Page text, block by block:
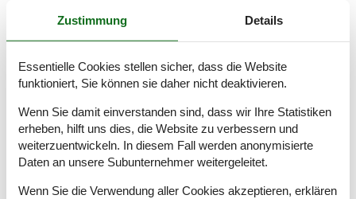
Gasthaus ist ein gemütlicher Ort, an dem ihr einkehren könnt,
gehörende Halbinsel Skallingen besuchen. Für die
Strandliebhaber in der Familie gibt es rund um Blåvand
sind.
Raumaufteilung
Schlafzimmer
Doppelbett - 140 x 200 cm
Zustimmung Details
Essentielle Cookies stellen sicher, dass die Website
funktioniert, Sie können sie daher nicht deaktivieren.
Wenn Sie damit einverstanden sind, dass wir Ihre Statistiken
erheben, hilft uns dies, die Website zu verbessern und
weiterzuentwickeln. In diesem Fall werden anonymisierte
Daten an unsere Subunternehmer weitergeleitet.
Wenn Sie die Verwendung aller Cookies akzeptieren, erklären